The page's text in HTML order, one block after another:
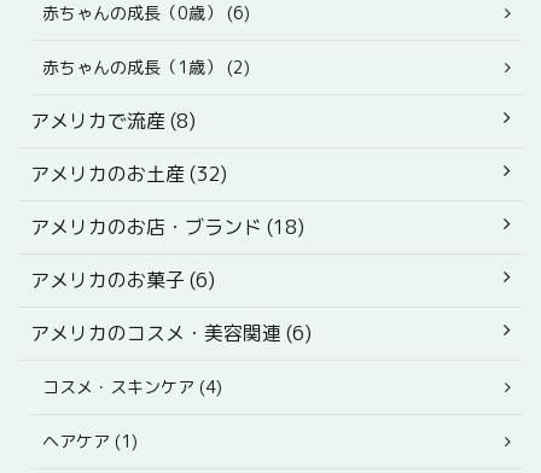
赤ちゃんの成長（0歳） (6)
赤ちゃんの成長（1歳） (2)
アメリカで流産 (8)
アメリカのお土産 (32)
アメリカのお店・ブランド (18)
アメリカのお菓子 (6)
アメリカのコスメ・美容関連 (6)
コスメ・スキンケア (4)
ヘアケア (1)